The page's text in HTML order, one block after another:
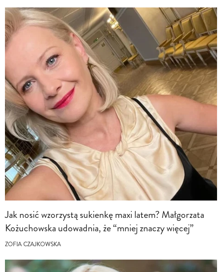
Jak nosić wzorzystą sukienkę maxi latem? Małgorzata
Kożuchowska udowadnia, że “mniej znaczy więcej”
ZOFIA CZAJKOWSKA